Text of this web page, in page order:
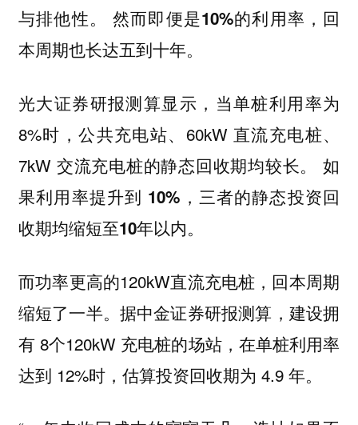
与排他性。然而即便是10%的利用率，回
本周期也长达五到十年。
光大证券研报测算显示，当单桩利用率为
8%时，公共充电站、60kW 直流充电桩、
7kW 交流充电桩的静态回收期均较长。如
果利用率提升到 10%，三者的静态投资回
收期均缩短至10年以内。
而功率更高的120kW直流充电桩，回本周期
缩短了一半。据中金证券研报测算，建设拥
有 8个120kW 充电桩的场站，在单桩利用率
达到 12%时，估算投资回收期为 4.9 年。